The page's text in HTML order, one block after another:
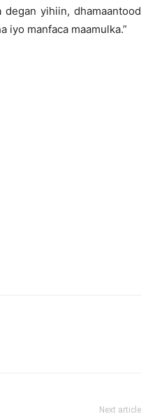
degan yihiin, dhamaantood
iyo manfaca maamulka.”
Next article